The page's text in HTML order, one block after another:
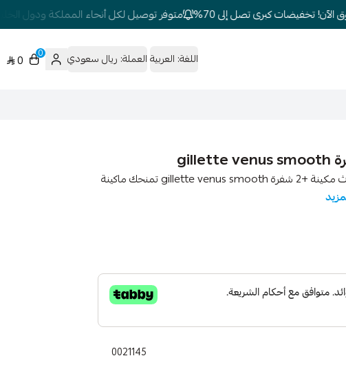
تخفيضات كبرى تصل إلى 70% متوفر توصيل لكل أنحاء المملكة ودول الخليج
اللغة: العربيةالعملة: ريال سعودي 0
0
سعر امواس فينوس النسائيه : جيليت فينوس سموث مكينة +2 شفرة gillette venus smooth تمنحك ماكينة
0021145